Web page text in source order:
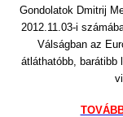
Gondolatok Dmitrij
2012.11.03-i
Válságban az
átláthatóbb, barátibb